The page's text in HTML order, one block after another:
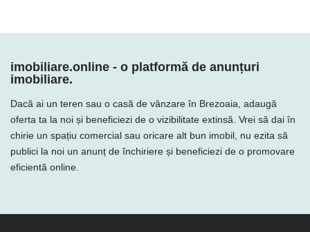
imobiliare.online - o platformă de anunțuri
imobiliare.
Dacă ai un teren sau o casă de vânzare în Brezoaia, adaugă
oferta ta la noi și beneficiezi de o vizibilitate extinsă. Vrei să dai în
chirie un spațiu comercial sau oricare alt bun imobil, nu ezita să
publici la noi un anunț de închiriere și beneficiezi de o promovare
eficientă online.